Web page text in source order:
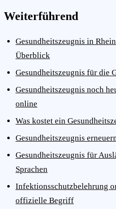
Weiterführend
Gesundheitszeugnis in
Überblick
Gesundheitszeugnis für die
Gesundheitszeugnis noch
online
Was kostet ein
Gesundheitszeugnis
Gesundheitszeugnis für
Sprachen
Infektionsschutzbelehrung
offizielle Begriff